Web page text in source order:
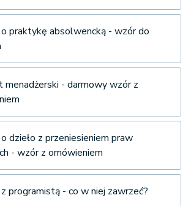
praktykę absolwencką - wzór do
menadżerski - darmowy wzór z
dzieło z przeniesieniem praw
- wzór z omówieniem
programistą - co w niej zawrzeć?